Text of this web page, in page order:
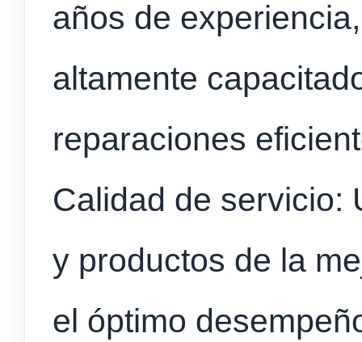
años de
altamente
reparaciones
Calidad de servicio:
y productos de la
el óptimo